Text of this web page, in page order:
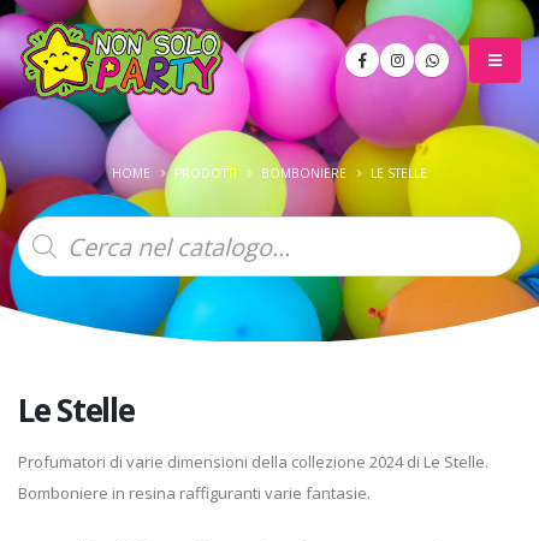
HOME PRODOTTI BOMBONIERE LE STELLE
Products
search
Le Stelle
Profumatori di varie dimensioni della collezione 2024 di Le Stelle.
Bomboniere in resina raffiguranti varie fantasie.